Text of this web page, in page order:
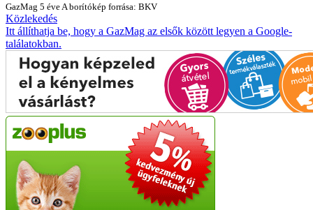
GazMag 5 éve A borítókép forrása: BKV
Közlekedés
Itt állíthatja be, hogy a GazMag az elsők között legyen a Google-
találatokban.